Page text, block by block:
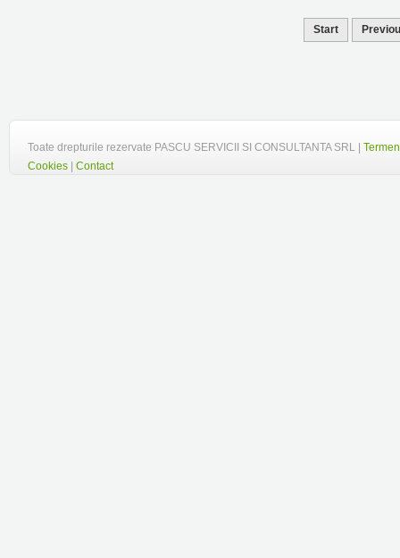
Start
Toate drepturile rezervate PASCU SERVICII SI CONSULTANTA SRL |
Cookies
Contact